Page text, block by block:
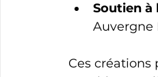
Soutien à
Auvergne
Ces créations